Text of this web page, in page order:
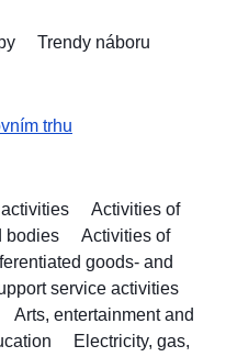
Trendy náboru
trhu
Activities of
bodies
Activities of
goods- and
service activities
Arts, entertainment and
Electricity, gas,